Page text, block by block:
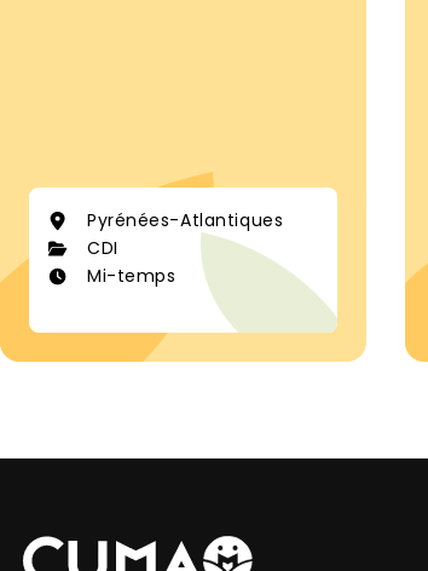
Pyrénées-Atlantiques
CDI
Mi-temps